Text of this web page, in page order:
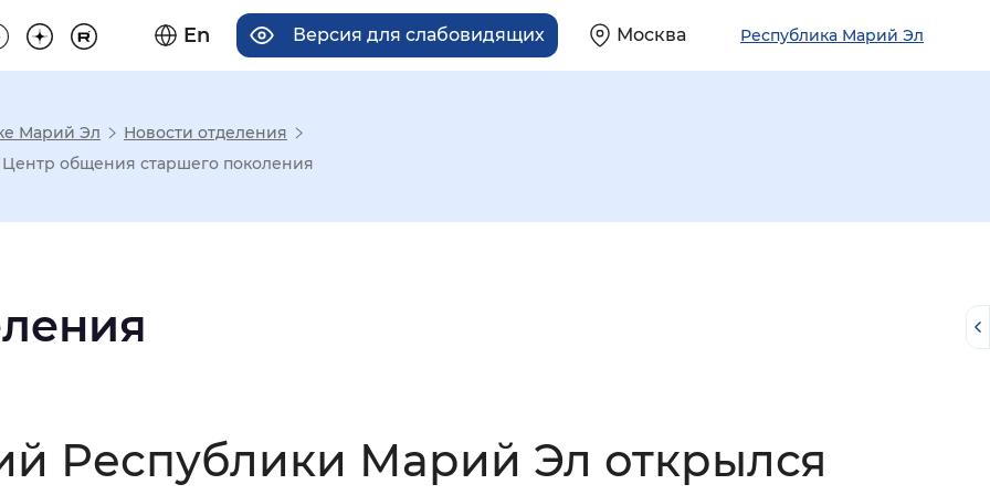
En Версия для слабовидящих Москва Республика Марий Эл
отображения
Увеличенный Большой
Марий Эл
Новости отделения
общения старшего поколения
Республики Марий Эл открылся